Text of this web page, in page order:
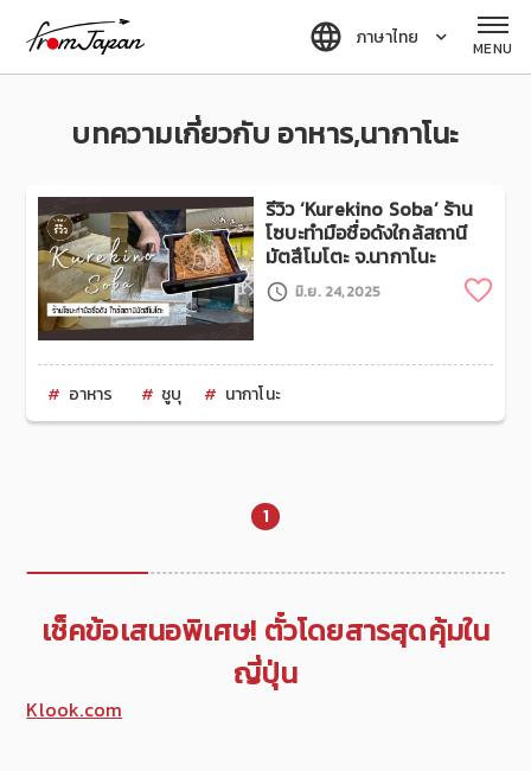
ภาษาไทย MENU
บทความเกี่ยวกับ อาหาร,นากาโนะ
รีวิว ‘Kurekino Soba’ ร้าน
โซบะทำมือชื่อดังใกล้สถานี
มัตสึโมโตะ จ.นากาโนะ
มิ.ย. 24,2025
อาหาร ชูบุ นากาโนะ
1
เช็คข้อเสนอพิเศษ! ตั๋วโดยสารสุดคุ้มใน
ญี่ปุ่น
Klook.com